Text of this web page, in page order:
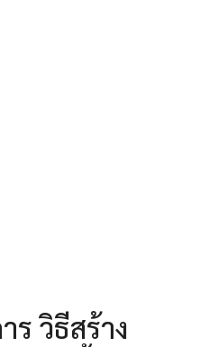
ร วิธีสร้าง